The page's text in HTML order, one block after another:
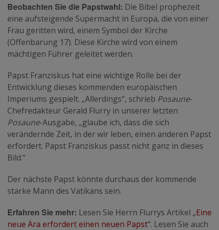
Beobachten Sie die Papstwahl: Die Bibel prophezeit
eine aufsteigende Supermacht in Europa, die von einer
Frau geritten wird, einem Symbol der Kirche
(Offenbarung 17). Diese Kirche wird von einem
mächtigen Führer geleitet werden.
Papst Franziskus hat eine wichtige Rolle bei der
Entwicklung dieses kommenden europäischen
Imperiums gespielt. „Allerdings“, schrieb Posaune-
Chefredakteur Gerald Flurry in unserer letzten
Posaune-Ausgabe, „glaube ich, dass die sich
verändernde Zeit, in der wir leben, einen anderen Papst
erfordert. Papst Franziskus passt nicht ganz in dieses
Bild.“
Der nächste Papst könnte durchaus der kommende
starke Mann des Vatikans sein.
Erfahren Sie mehr: Lesen Sie Herrn Flurrys Artikel „Eine
neue Ära erfordert einen neuen Papst“. Lesen Sie auch